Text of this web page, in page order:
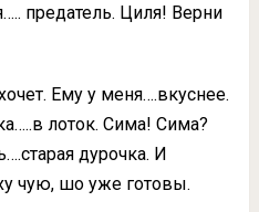
предатель. Циля! Верни
Ему у меня….вкуснее.
лоток. Сима! Сима?
дурочка. И
чую, шо уже готовы.